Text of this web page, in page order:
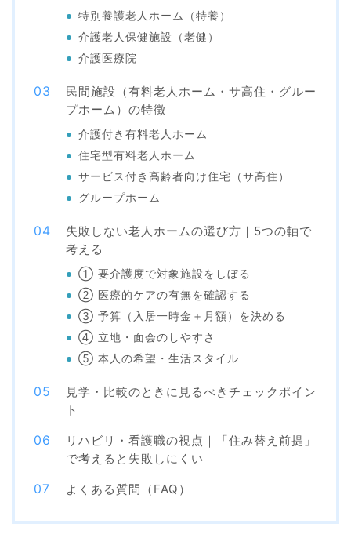
特別養護老人ホーム（特養）
介護老人保健施設（老健）
介護医療院
民間施設（有料老人ホーム・サ高住・グルー
プホーム）の特徴
介護付き有料老人ホーム
住宅型有料老人ホーム
サービス付き高齢者向け住宅（サ高住）
グループホーム
失敗しない老人ホームの選び方｜5つの軸で
考える
① 要介護度で対象施設をしぼる
② 医療的ケアの有無を確認する
③ 予算（入居一時金＋月額）を決める
④ 立地・面会のしやすさ
⑤ 本人の希望・生活スタイル
見学・比較のときに見るべきチェックポイン
ト
リハビリ・看護職の視点｜「住み替え前提」
で考えると失敗しにくい
よくある質問（FAQ）